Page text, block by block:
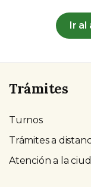
Ir al
Trámites
Turnos
Trámites a
Atención a la